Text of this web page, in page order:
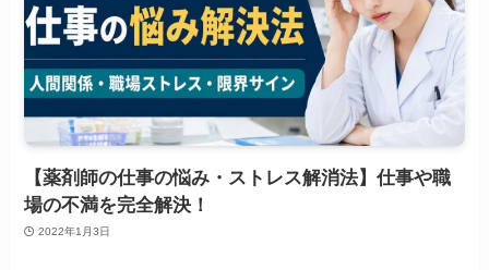
【薬剤師の仕事の悩み・ストレス解消法】仕事や職
場の不満を完全解決！
2022年1月3日